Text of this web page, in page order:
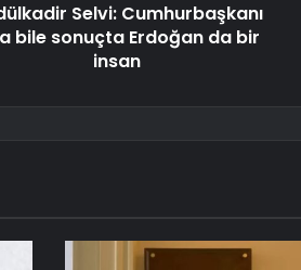
Selvi: Cumhurbaşkanı
bile sonuçta Erdoğan da bir
insan